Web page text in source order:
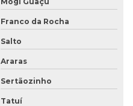
Franco da Rocha
Salto
Araras
Sertãozinho
Tatuí